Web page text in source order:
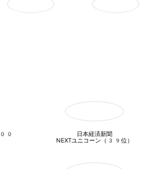
日本経済新聞
NEXTユニコーン（39位）